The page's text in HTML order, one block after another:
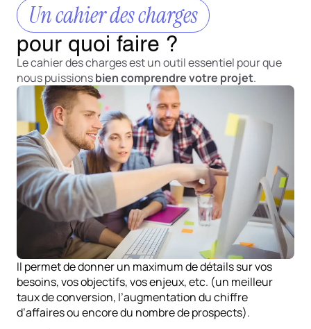
Un cahier des charges
pour quoi faire ?
Le cahier des charges est un outil essentiel pour que
nous puissionsbien comprendre votre projet.
Il permet de donner un maximum de détails sur vos
besoins, vos objectifs, vos enjeux, etc. (un meilleur
taux de conversion, l’augmentation du chiffre
d’affaires ou encore du nombre de prospects).